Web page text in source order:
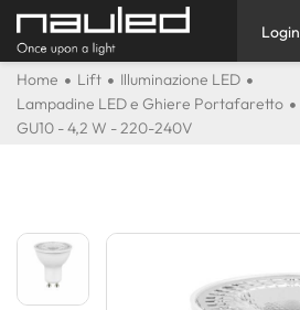
Login
Home Lift
Illuminazione LED
Lampadine LED e Ghiere Portafaretto
GU10 - 4,2 W - 220-240V